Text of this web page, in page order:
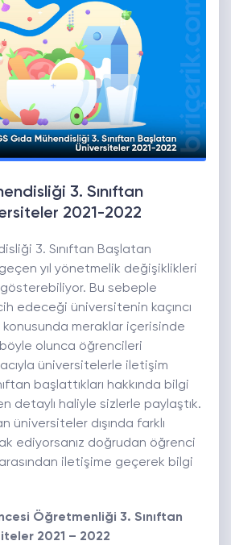
3. Sınıftan
2021-2022
3. Sınıftan Başlatan
yıl yönetmelik değişiklikleri
gösterebiliyor. Bu sebeple
edeceği üniversitenin kaçıncı
konusunda meraklar içerisinde
böyle olunca öğrencileri
üniversitelerle iletişim
başlattıkları hakkında bilgi
detaylı haliyle sizlerle paylaştık.
üniversiteler dışında farklı
ediyorsanız doğrudan öğrenci
iletişime geçerek bilgi
Öğretmenliği 3. Sınıftan
2021 – 2022